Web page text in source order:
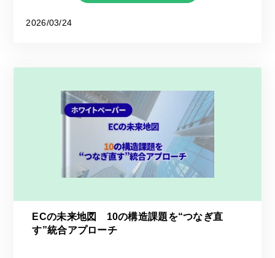
2026/03/24
ECの未来地図 10の構造課題を“つなぎ直
す”統合アプローチ